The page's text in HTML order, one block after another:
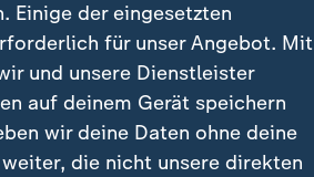
Einige der eingesetzten
für unser Angebot. Mit
und unsere Dienstleister
auf deinem Gerät speichern
wir deine Daten ohne deine
die nicht unsere direkten